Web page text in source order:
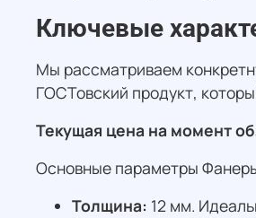
Ключевые
Мы рассматриваем
ГОСТовский продукт,
Текущая цена на момент
Основные параметры
Толщина: 12 мм.